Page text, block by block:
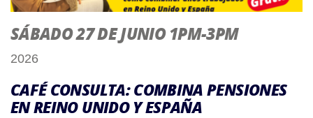
SÁBADO 27 DE JUNIO 1PM-3PM
2026
CAFÉ CONSULTA: COMBINA PENSIONES
EN REINO UNIDO Y ESPAÑA